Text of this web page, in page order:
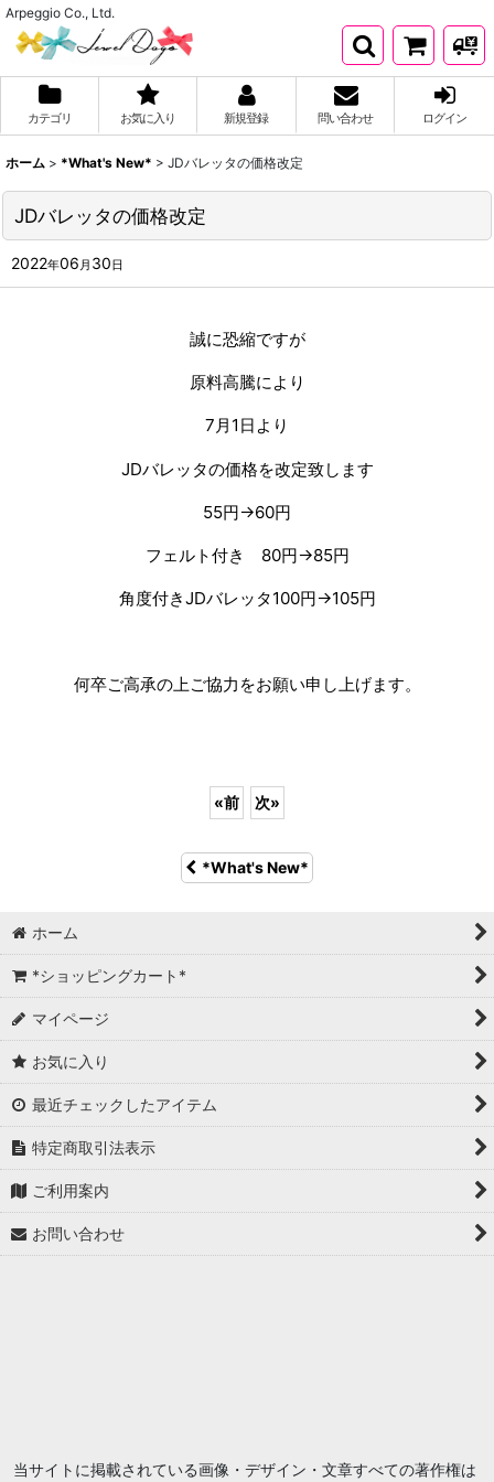
Arpeggio Co., Ltd.
カテゴリ お気に入り 新規登録 問い合わせ ログイン
ホーム > *What's New* > JDバレッタの価格改定
JDバレッタの価格改定
2022年06 月 30日
誠に恐縮ですが
原料高騰により
7月1日より
JDバレッタの価格を改定致します
55円→60円
フェルト付き 80円→85円
角度付きJDバレッタ100円→105円
何卒ご高承の上ご協力をお願い申し上げます。
«前 次»
*What's New*
ホーム
*ショッピングカート*
マイページ
お気に入り
最近チェックしたアイテム
特定商取引法表示
ご利用案内
お問い合わせ
当サイトに掲載されている画像・デザイン・文章すべての著作権は